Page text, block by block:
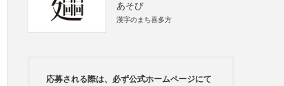
あそび
漢字のまち喜多方
応募される際は、必ず公式ホームページにて